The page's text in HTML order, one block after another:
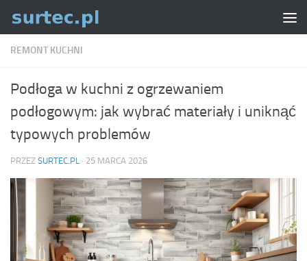
Skip to content
REMONT KUCHNI
Podłoga w kuchni z ogrzewaniem
podłogowym: jak wybrać materiały i uniknąć
typowych problemów
PRZEZ SURTEC.PL · 25 MARCA 2026